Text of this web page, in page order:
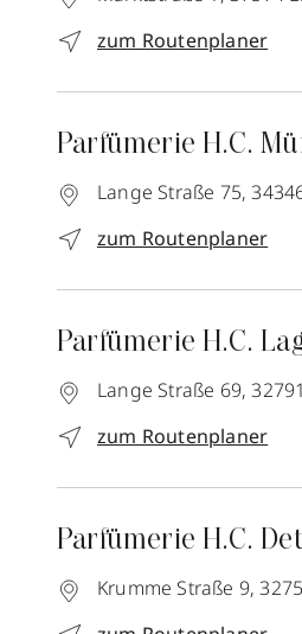
zum Routenplaner
Parfümerie H.C.
Lange Straße 75,
zum Routenplaner
Parfümerie H.C.
Lange Straße 69, 32791
zum Routenplaner
Parfümerie H.C.
Krumme Straße 9,